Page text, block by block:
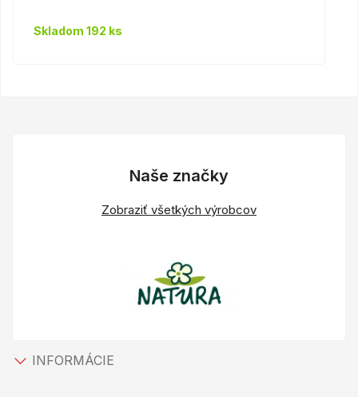
Skladom 192 ks
Naše značky
Zobraziť všetkých výrobcov
INFORMÁCIE